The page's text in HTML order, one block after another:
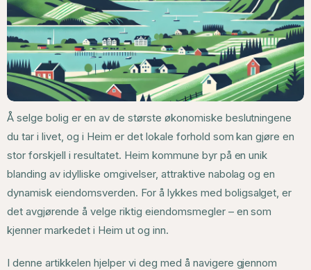
Å selge bolig er en av de største økonomiske beslutningene
du tar i livet, og i Heim er det lokale forhold som kan gjøre en
stor forskjell i resultatet. Heim kommune byr på en unik
blanding av idylliske omgivelser, attraktive nabolag og en
dynamisk eiendomsverden. For å lykkes med boligsalget, er
det avgjørende å velge riktig eiendomsmegler – en som
kjenner markedet i Heim ut og inn.
I denne artikkelen hjelper vi deg med å navigere gjennom